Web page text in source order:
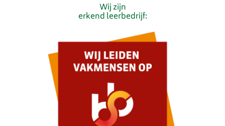
Wij zijn
erkend leerbedrijf: